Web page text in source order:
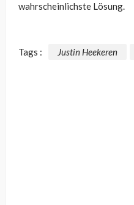
wahrscheinlichste Lösung.
Tags : Justin Heekeren